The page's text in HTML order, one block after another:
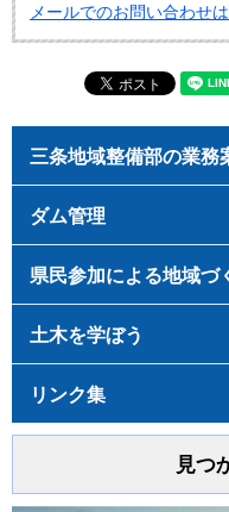
メールでのお問い合わせ
三条地域整備部の業務
ダム管理
県民参加による地域づ
土木を学ぼう
リンク集
見つ